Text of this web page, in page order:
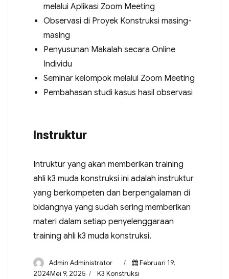
melalui Aplikasi Zoom Meeting
Observasi di Proyek Konstruksi masing-
masing
Penyusunan Makalah secara Online
Individu
Seminar kelompok melalui Zoom Meeting
Pembahasan studi kasus hasil observasi
Instruktur
Intruktur yang akan memberikan training
ahli k3 muda konstruksi ini adalah instruktur
yang berkompeten dan berpengalaman di
bidangnya yang sudah sering memberikan
materi dalam setiap penyelenggaraan
training ahli k3 muda konstruksi.
Admin Administrator
Februari 19,
2024Mei 9, 2025
K3 Konstruksi